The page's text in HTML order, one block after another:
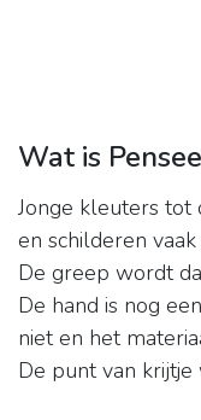
Wat is
Jonge kleuters tot
en schilderen
De greep wordt
De hand is nog
niet en het
De punt van